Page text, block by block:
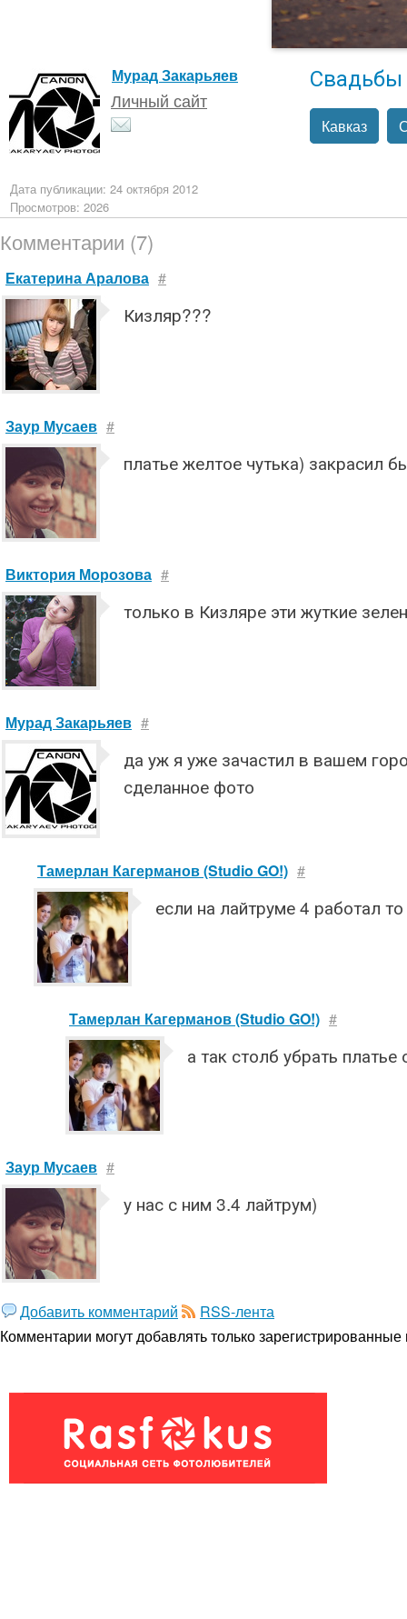
Мурад Закарьяев
Личный сайт
Свадьбы
Кавказ
Дата публикации: 24 октября 2012
Просмотров: 2026
Комментарии (7)
Екатерина Аралова #
Кизляр???
Заур Мусаев #
платье желтое чутька) закрасил
Виктория Морозова #
только в Кизляре эти жуткие
Мурад Закарьяев #
да уж я уже зачастил в вашем
сделанное фото
Тамерлан Кагерманов (Studio GO!) #
если на лайтруме 4 работал
Тамерлан Кагерманов (Studio GO!) #
а так столб убрать платье
Заур Мусаев #
у нас с ним 3.4 лайтрум)
Добавить комментарий
RSS-лента
Комментарии могут добавлять толькозарегистрированные